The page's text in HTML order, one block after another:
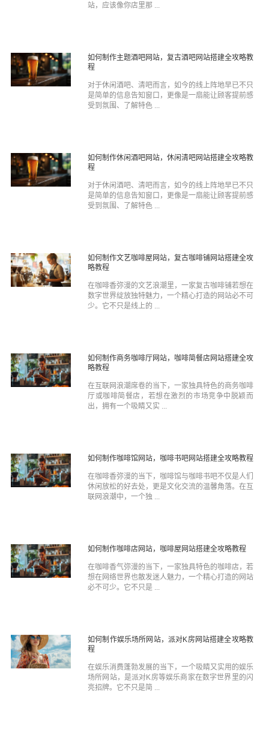
站，应该像你店里那 ...
如何制作主题酒吧网站，复古酒吧网站搭建全攻略教
程
对于休闲酒吧、清吧而言，如今的线上阵地早已不只
是简单的信息告知窗口，更像是一扇能让顾客提前感
受到氛围、了解特色 ...
如何制作休闲酒吧网站，休闲清吧网站搭建全攻略教
程
对于休闲酒吧、清吧而言，如今的线上阵地早已不只
是简单的信息告知窗口，更像是一扇能让顾客提前感
受到氛围、了解特色 ...
如何制作文艺咖啡屋网站，复古咖啡铺网站搭建全攻
略教程
在咖啡香弥漫的文艺浪潮里，一家复古咖啡铺若想在
数字世界绽放独特魅力，一个精心打造的网站必不可
少。它不只是线上的 ...
如何制作商务咖啡厅网站，咖啡简餐店网站搭建全攻
略教程
在互联网浪潮席卷的当下，一家独具特色的商务咖啡
厅或咖啡简餐店，若想在激烈的市场竞争中脱颖而
出，拥有一个吸睛又实 ...
如何制作咖啡馆网站，咖啡书吧网站搭建全攻略教程
在咖啡香弥漫的当下，咖啡馆与咖啡书吧不仅是人们
休闲放松的好去处，更是文化交流的温馨角落。在互
联网浪潮中，一个独 ...
如何制作咖啡店网站，咖啡屋网站搭建全攻略教程
在咖啡香气弥漫的当下，一家独具特色的咖啡店，若
想在网络世界也散发迷人魅力，一个精心打造的网站
必不可少。它不只是 ...
如何制作娱乐场所网站，派对K房网站搭建全攻略教
程
在娱乐消费蓬勃发展的当下，一个吸睛又实用的娱乐
场所网站，是派对K房等娱乐商家在数字世界里的闪
亮招牌。它不只是简 ...